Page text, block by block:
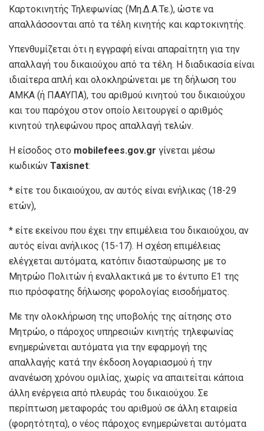
Καρτοκινητής Τηλεφωνίας (Μη.Δ.Α.Τε.), ώστε να
απαλλάσσονται από τα τέλη κινητής και καρτοκινητής.
Υπενθυμίζεται ότι η εγγραφή είναι απαραίτητη για την
απαλλαγή του δικαιούχου από τα τέλη. Η διαδικασία είναι
ιδιαίτερα απλή και ολοκληρώνεται με τη δήλωση του
ΑΜΚΑ (ή ΠΑΑΥΠΑ), του αριθμού κινητού του δικαιούχου
και του παρόχου στον οποίο λειτουργεί ο αριθμός
κινητού τηλεφώνου προς απαλλαγή τελών.
Η είσοδος στο mobilefees.gov.gr γίνεται μέσω
κωδικών Taxisnet:
* είτε του δικαιούχου, αν αυτός είναι ενήλικας (18-29
ετών),
* είτε εκείνου που έχει την επιμέλεια του δικαιούχου, αν
αυτός είναι ανήλικος (15-17). Η σχέση επιμέλειας
ελέγχεται αυτόματα, κατόπιν διασταύρωσης με το
Μητρώο Πολιτών ή εναλλακτικά με το έντυπο Ε1 της
πιο πρόσφατης δήλωσης φορολογίας εισοδήματος.
Με την ολοκλήρωση της υποβολής της αίτησης στο
Μητρώο, ο πάροχος υπηρεσιών κινητής τηλεφωνίας
ενημερώνεται αυτόματα για την εφαρμογή της
απαλλαγής κατά την έκδοση λογαριασμού ή την
ανανέωση χρόνου ομιλίας, χωρίς να απαιτείται κάποια
άλλη ενέργεια από πλευράς του δικαιούχου. Σε
περίπτωση μεταφοράς του αριθμού σε άλλη εταιρεία
(φορητότητα), ο νέος πάροχος ενημερώνεται αυτόματα